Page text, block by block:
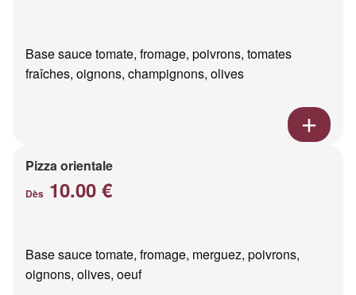
Base sauce tomate, fromage, poivrons, tomates
fraîches, oignons, champignons, olives
Pizza orientale
Dès 10.00 €
Base sauce tomate, fromage, merguez, poivrons,
oignons, olives, oeuf